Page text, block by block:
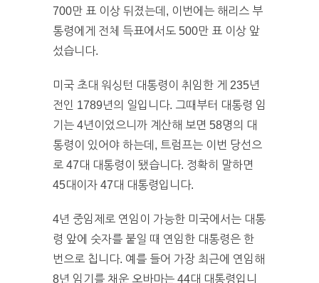
700만 표 이상 뒤졌는데, 이번에는 해리스 부
통령에게 전체 득표에서도 500만 표 이상 앞
섰습니다.
미국 초대 워싱턴 대통령이 취임한 게 235년
전인 1789년의 일입니다. 그때부터 대통령 임
기는 4년이었으니까 계산해 보면 58명의 대
통령이 있어야 하는데, 트럼프는 이번 당선으
로 47대 대통령이 됐습니다. 정확히 말하면
45대이자 47대 대통령입니다.
4년 중임제로 연임이 가능한 미국에서는 대통
령 앞에 숫자를 붙일 때 연임한 대통령은 한
번으로 칩니다. 예를 들어 가장 최근에 연임해
8년 임기를 채운 오바마는 44대 대통령입니